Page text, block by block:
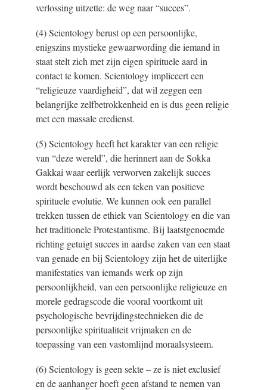
verlossing uitzette: de weg naar “succes”.
(4) Scientology berust op een persoonlijke,
enigszins mystieke gewaarwording die iemand in
staat stelt zich met zijn eigen spirituele aard in
contact te komen. Scientology impliceert een
“religieuze vaardigheid”, dat wil zeggen een
belangrijke zelfbetrokkenheid en is dus geen religie
met een massale eredienst.
(5) Scientology heeft het karakter van een religie
van “deze wereld”, die herinnert aan de Sokka
Gakkai waar eerlijk verworven zakelijk succes
wordt beschouwd als een teken van positieve
spirituele evolutie. We kunnen ook een parallel
trekken tussen de ethiek van Scientology en die van
het traditionele Protestantisme. Bij laatstgenoemde
richting getuigt succes in aardse zaken van een staat
van genade en bij Scientology zijn het de uiterlijke
manifestaties van iemands werk op zijn
persoonlijkheid, van een persoonlijke religieuze en
morele gedragscode die vooral voortkomt uit
psychologische bevrijdingstechnieken die de
persoonlijke spiritualiteit vrijmaken en de
toepassing van een vastomlijnd moraalsysteem.
(6) Scientology is geen sekte – ze is niet exclusief
en de aanhanger hoeft geen afstand te nemen van